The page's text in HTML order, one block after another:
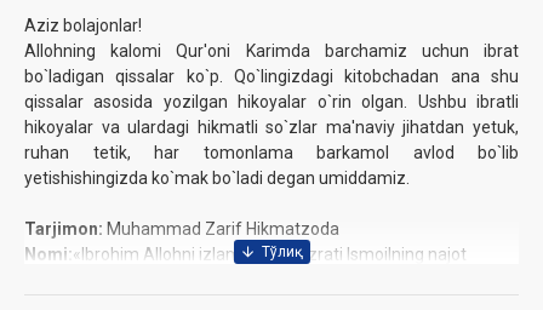
Aziz bolajonlar!
Allohning kalomi Qur'oni Karimda barchamiz uchun ibrat
bo`ladigan qissalar ko`p. Qo`lingizdagi kitobchadan ana shu
qissalar asosida yozilgan hikoyalar o`rin olgan. Ushbu ibratli
hikoyalar va ulardagi hikmatli so`zlar ma'naviy jihatdan yetuk,
ruhan tetik, har tomonlama barkamol avlod bo`lib
yetishishingizda ko`mak bo`ladi degan umiddamiz.
Tarjimon: Muhammad Zarif Hikmatzoda
Nomi:«Ibrohim Allohni izlamoqda. Hazrati Ismoilning najot